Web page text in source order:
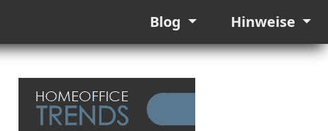
Blog Hinweise